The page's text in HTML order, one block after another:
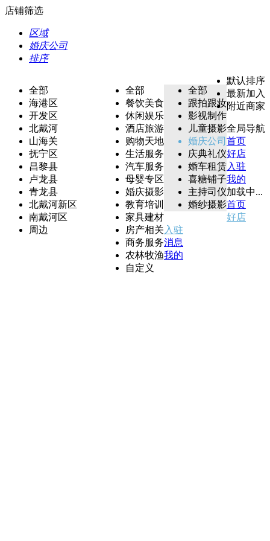
店铺筛选
区域
婚庆公司
排序
全部
海港区
开发区
北戴河
山海关
抚宁区
昌黎县
卢龙县
青龙县
北戴河新区
南戴河区
周边
全部
餐饮美食
休闲娱乐
酒店旅游
购物天地
生活服务
汽车服务
母婴专区
婚庆摄影
教育培训
家具建材
房产相关
商务服务
农林牧渔
自定义
全部
跟拍跟妆
影视制作
儿童摄影
婚庆公司
庆典礼仪
婚车租赁
喜糖铺子
主持司仪
婚纱摄影
默认排序
最新加入
附近商家
全局导航
首页
好店
入驻
我的
加载中...
首页
好店
入驻
消息
我的